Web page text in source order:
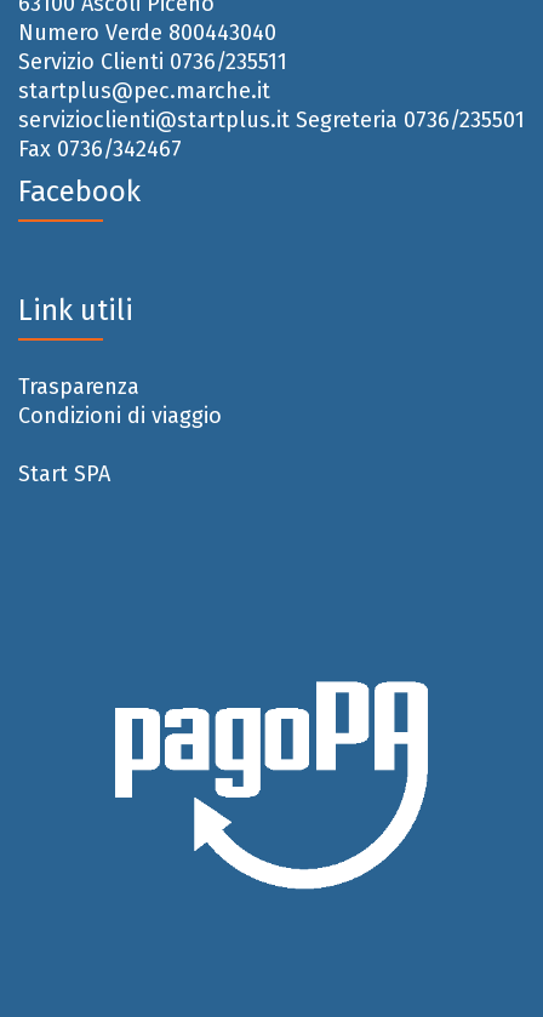
Numero Verde 800443040
Servizio Clienti 0736/235511
startplus@pec.marche.it
servizioclienti@startplus.it Segreteria 0736/235501
Fax 0736/342467
Facebook
Link utili
Trasparenza
Condizioni di viaggio
Start SPA